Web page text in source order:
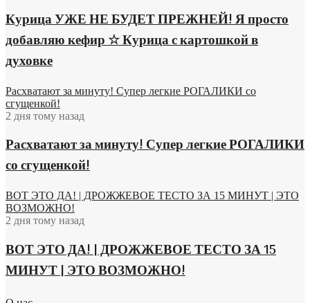
Курица УЖЕ НЕ БУДЕТ ПРЕЖНЕЙ! Я просто
добавляю кефир ☆ Курица с картошкой в
духовке
Расхватают за минуту! Супер легкие РОГАЛИКИ со
сгущенкой!
2 дня тому назад
Расхватают за минуту! Супер легкие РОГАЛИКИ
со сгущенкой!
ВОТ ЭТО ДА! | ДРОЖЖЕВОЕ ТЕСТО ЗА 15 МИНУТ | ЭТО
ВОЗМОЖНО!
2 дня тому назад
ВОТ ЭТО ДА! | ДРОЖЖЕВОЕ ТЕСТО ЗА 15
МИНУТ | ЭТО ВОЗМОЖНО!